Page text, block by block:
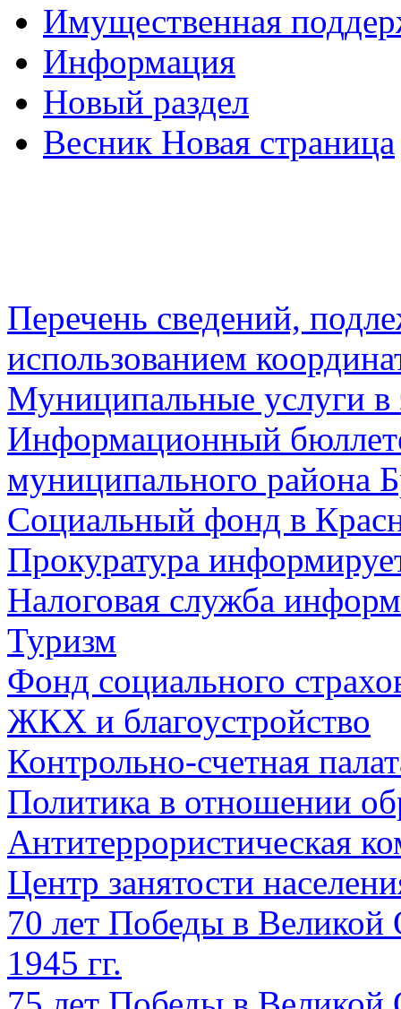
Имущественная
Информация
Новый раздел
Весник Новая страница
Перечень сведений,
использованием
Муниципальные услуги в
Информационный
муниципального района
Социальный фонд в
Прокуратура
Налоговая служба
Туризм
Фонд социального
ЖКХ и благоустройство
Контрольно-счетная
Политика в отношении
Антитеррористическая
Центр занятости
70 лет Победы в Великой
1945 гг.